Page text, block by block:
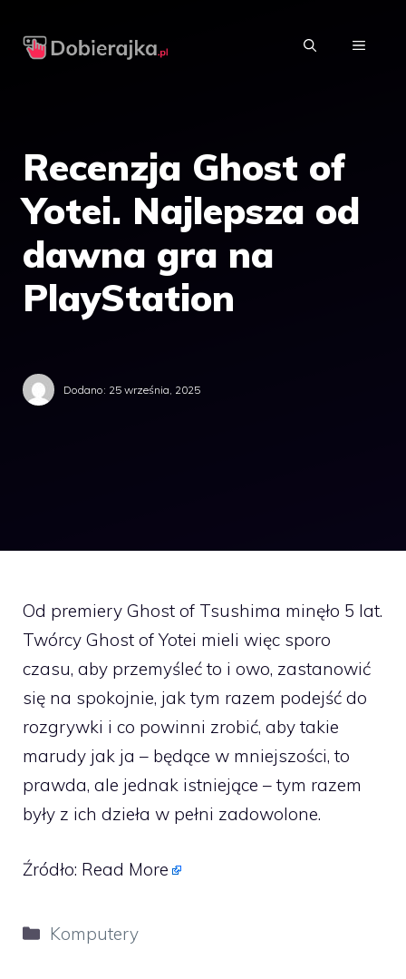
MENU
Recenzja Ghost of
Yotei. Najlepsza od
dawna gra na
PlayStation
Dodano: 25 września, 2025
Od premiery Ghost of Tsushima minęło 5 lat.
Twórcy Ghost of Yotei mieli więc sporo
czasu, aby przemyśleć to i owo, zastanowić
się na spokojnie, jak tym razem podejść do
rozgrywki i co powinni zrobić, aby takie
marudy jak ja – będące w mniejszości, to
prawda, ale jednak istniejące – tym razem
były z ich dzieła w pełni zadowolone.
Źródło: Read More
Kategorie
Komputery